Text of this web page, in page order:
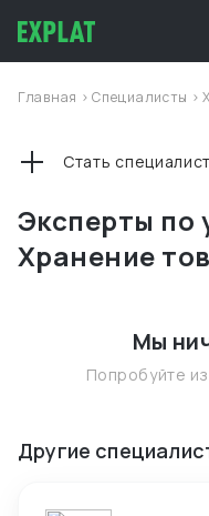
Главная >Специалисты >
Эксперты по
Хранение
Стать
Мы
Попробуйте
Другие